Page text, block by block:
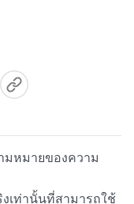
มหมายของความ
เท่านั้นที่สามารถใช้